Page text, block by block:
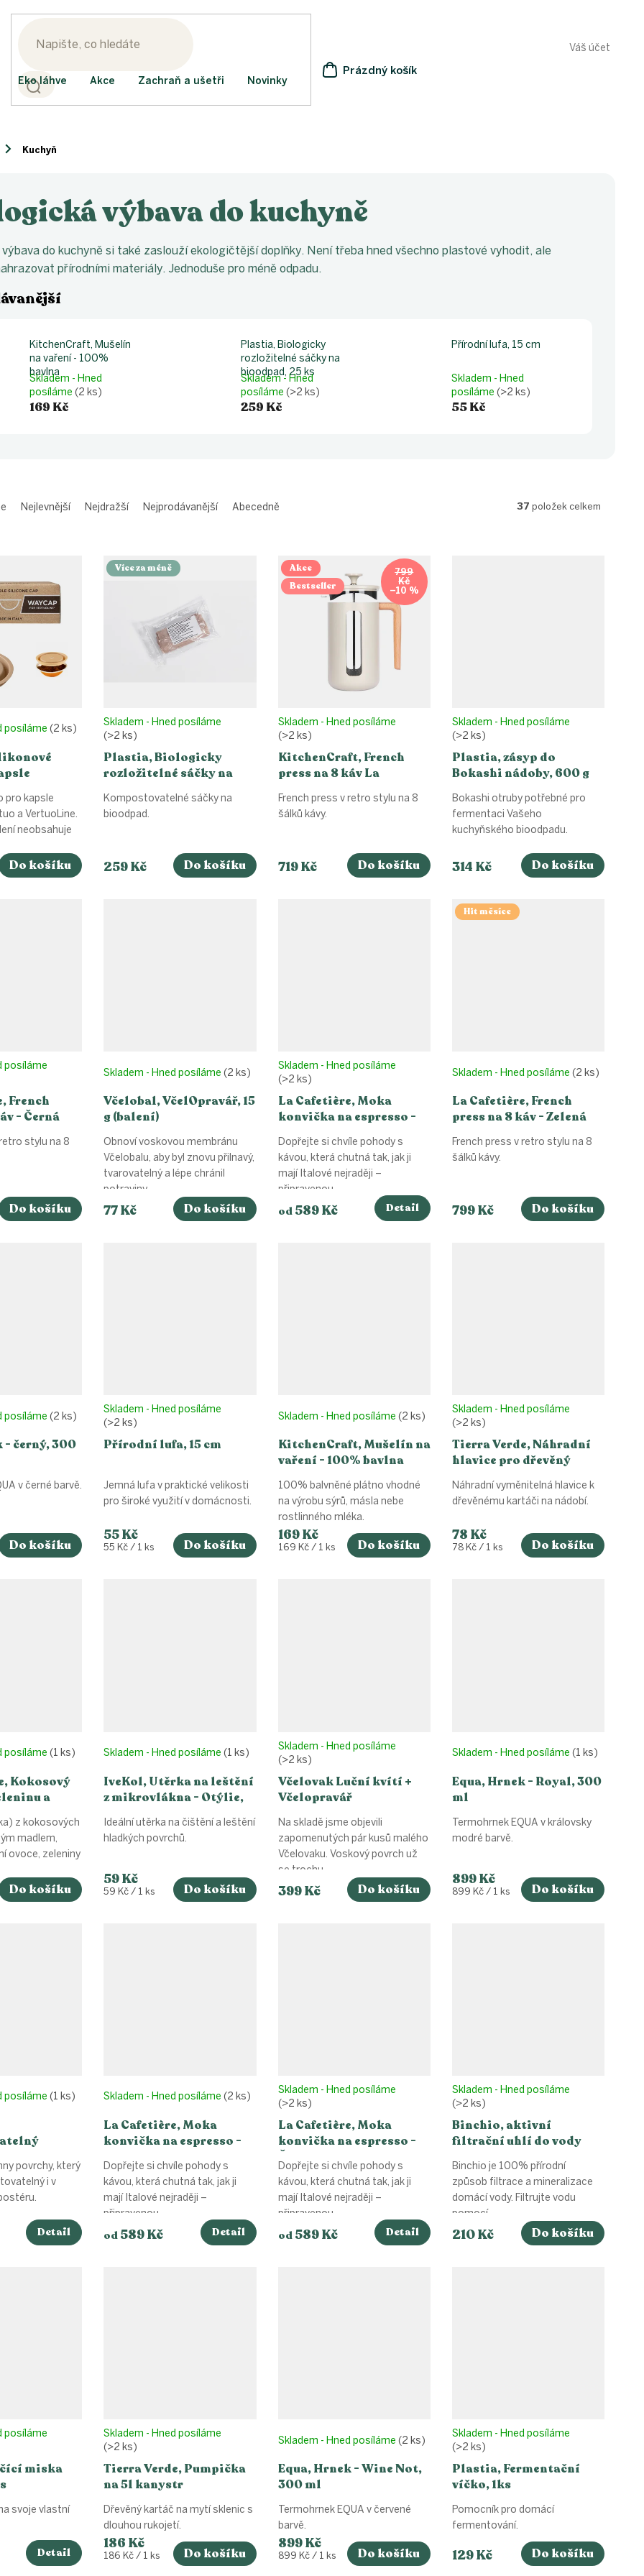
Váš účet
NÁKUPNÍ
Prázdný košík
Eko láhve Akce Zachraň a ušetři Novinky
Kuchyň
výbava do kuchyně
do kuchyně si také zaslouží ekologičtější doplňky. Není třeba hned všechno plastové vyhodit, ale
přírodními materiály. Jednoduše pro méně odpadu.
KitchenCraft, Mušelín
na vaření - 100%
bavlna
Skladem - Hned
posíláme (2 ks)
169 Kč
Plastia, Biologicky
rozložitelné sáčky na
bioodpad, 25 ks
Skladem - Hned
posíláme (>2 ks)
259 Kč
Přírodní lufa, 15 cm
Skladem - Hned
posíláme(>2 ks)
55 Kč
Nejlevnější Nejdražší Nejprodávanější Abecedně 37 položek celkem
posíláme (2 ks)
Do košíku
pro kapsle
a VertuoLine.
neobsahuje
Více za méně
Plastia, Biologicky
rozložitelné sáčky na
Skladem - Hned posíláme
(>2 ks)
259 Kč Do košíku
Kompostovatelné sáčky na
bioodpad.
Akce
Bestseller
799
Kč
–10 %
KitchenCraft, French
press na 8 káv La
Skladem - Hned posíláme
(>2 ks)
719 Kč Do košíku
French press v retro stylu na 8
šálků kávy.
Plastia, zásyp do
Bokashi nádoby, 600 g
Skladem - Hned posíláme
(>2 ks)
314 Kč Do košíku
Bokashi otruby potřebné pro
fermentaci Vašeho
kuchyňského bioodpadu.
French
- Černá
posíláme
Do košíku
stylu na 8
Včelobal, VčelOpravář, 15
g (balení)
Skladem - Hned posíláme(2 ks)
77 Kč Do košíku
Obnoví voskovou membránu
Včelobalu, aby byl znovu přilnavý,
tvarovatelný a lépe chránil
potraviny.
La Cafetière, Moka
konvička na espresso -
Skladem - Hned posíláme
(>2 ks)
od589 Kč Detail
Dopřejte si chvíle pohody s
kávou, která chutná tak, jak ji
mají Italové nejraději –
připravenou...
Hit měsíce
La Cafetière, French
press na 8 káv - Zelená
Skladem - Hned posíláme (2 ks)
799 Kč Do košíku
French press v retro stylu na 8
šálků kávy.
- černý, 300
posíláme (2 ks)
Do košíku
v černé barvě.
Přírodní lufa, 15 cm
Skladem - Hned posíláme
(>2 ks)
55 Kč
Měrná
55 Kč / 1 ks Do košíku
Jemná lufa v praktické velikosti
pro široké využití v domácnosti.
KitchenCraft, Mušelín na
vaření - 100% bavlna
Skladem - Hned posíláme (2 ks)
169 Kč
Měrná
169 Kč / 1 ks Do košíku
100% balvněné plátno vhodné
na výrobu sýrů, másla nebe
rostlinného mléka.
Tierra Verde, Náhradní
hlavice pro dřevěný
Skladem - Hned posíláme
(>2 ks)
78 Kč
Měrná
78 Kč / 1 ks Do košíku
Náhradní vyměnitelná hlavice k
dřevěnému kartáči na nádobí.
Kokosový
a
posíláme (1 ks)
Do košíku
z kokosových
madlem,
ovoce, zeleniny
IveKol, Utěrka na leštění
z mikrovlákna - Otýlie,
Skladem - Hned posíláme(1 ks)
59 Kč
Měrná
59 Kč / 1 ks Do košíku
Ideální utěrka na čištění a leštění
hladkých povrchů.
Včelovak Luční kvítí +
Včelopravář
Skladem - Hned posíláme
(>2 ks)
399 Kč Do košíku
Na skladě jsme objevili
zapomenutých pár kusů malého
Včelovaku. Voskový povrch už
se trochu...
Equa, Hrnek - Royal, 300
ml
Skladem - Hned posíláme (1 ks)
899 Kč
Měrná
899 Kč / 1 ks Do košíku
Termohrnek EQUA v královsky
modré barvě.
posíláme (1 ks)
Detail
povrchy, který
i v
La Cafetière, Moka
konvička na espresso -
Skladem - Hned posíláme(2 ks)
od 589 Kč Detail
Dopřejte si chvíle pohody s
kávou, která chutná tak, jak ji
mají Italové nejraději –
připravenou...
La Cafetière, Moka
konvička na espresso -
Skladem - Hned posíláme
(>2 ks)
od589 Kč Detail
Dopřejte si chvíle pohody s
kávou, která chutná tak, jak ji
mají Italové nejraději –
připravenou...
Binchio, aktivní
filtrační uhlí do vody
Skladem - Hned posíláme
(>2 ks)
210 Kč Do košíku
Binchio je 100% přírodní
způsob filtrace a mineralizace
domácí vody. Filtrujte vodu
pomocí...
miska
posíláme
Detail
svoje vlastní
Tierra Verde, Pumpička
na 5l kanystr
Skladem - Hned posíláme
(>2 ks)
186 Kč
Měrná
186 Kč / 1 ks Do košíku
Dřevěný kartáč na mytí sklenic s
dlouhou rukojetí.
Equa, Hrnek - Wine Not,
300 ml
Skladem - Hned posíláme (2 ks)
899 Kč
Měrná
899 Kč / 1 ks Do košíku
Termohrnek EQUA v červené
barvě.
Plastia, Fermentační
víčko, 1ks
Skladem - Hned posíláme
(>2 ks)
129 Kč Do košíku
Pomocník pro domácí
fermentování.